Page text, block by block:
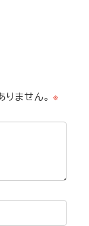
ません。 ※